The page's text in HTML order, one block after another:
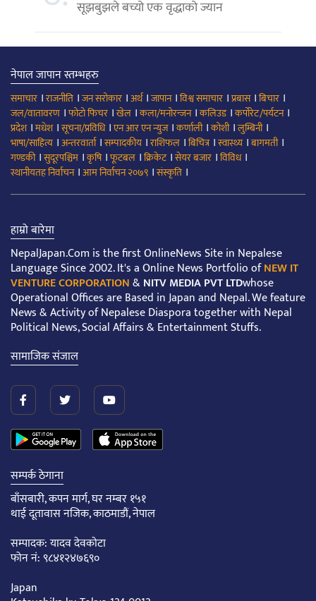
सूझबुझले बच्यो एक वृद्धाको ज्यान
नेपाल जापान स्तम्भहरु
समाचार ।राजनीति ।जन सरोकार ।अर्थ।जापान।विश्व समाचार ।प्रबास।बिचार ।
जल/वातावरण ।फोटो फिचर ।खेल ।कला/मनोरन्जन।कलिउड।कर्पोरेट/पर्यटन।
प्रदेश।मधेश।सूचना/प्रविधि।एन आर एन न्युज।कर्णाली।कोशी।लुम्बिनी।
भाषा/साहित्य ।अन्तरवार्ता।सम्पादकीय ।राशिफल ।बिचित्र।स्वास्थ्य ।बागमती।
गण्डकी।सुदूरपश्चिम ।कृषि।फूटबल ।क्रिकेट।सेयर बजार ।विविध।
स्थानीयतह निर्वाचन।आम निर्वाचन २०७९ ।संस्कृति ।
हाम्रो बारेमा
NepalJapan.Com is the first OnlineNews Site in Nepalese
Language Since 2002. It's a Online News Portfolio ofNEW IT
VENTURE CORPORATION&NITV MEDIA PVT LTDwhose
Operational Offices are Based in Japan and Nepal. We feature
News & Activity of Nepalese Diaspora together with Nepal
Political News, Social Affairs & Entertainment Stuffs.
सामाजिक संजाल
सम्पर्क ठेगाना
बाँसबारी, कपन मार्ग, घर नम्बर १५१
थाई दूतावास नजिक, काठमाडौं, नेपाल
सम्पादक: यादव देवकोटा
फोन नं: ९८४१२४७६९०
Japan